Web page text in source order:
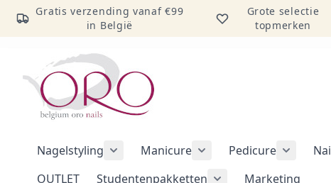
Gratis verzending vanaf €99
in België
Grote selectie
topmerken
Ga naar inhoud
Nagelstyling
Manicure
Pedicure
OUTLET
Studentenpakketten
Marketing